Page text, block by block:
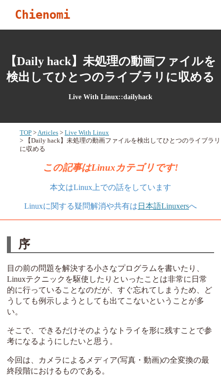
Chienomi
【Daily hack】未処理の動画ファイルを
検出してひとつのライブラリに収める
Live With Linux::dailyhack
TOP Articles
Live With Linux
【Daily hack】未処理の動画ファイルを検出してひとつのライブラリ
に収める
この記事はLinuxカテゴリです!
本文はLinux上での話をしています
Linuxに関する疑問解消や共有は 日本語Linuxersへ
序
目の前の問題を解決する小さなプログラムを書いたり、
Linuxテクニックを駆使したりといったことは非常に日常
的に行っていることなのだが、すぐ忘れてしまうため、ど
うしても例示しようとしても出てこないということが多
い。
そこで、できるだけそのようなトライを形に残すことで参
考になるようにしたいと思う。
今回は、カメラによるメディア(写真・動画)の全変換の最
終段階におけるものである。